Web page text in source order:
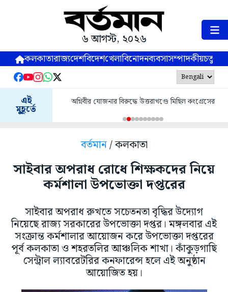
৬ আগস্ট, ২০২৬
কলকাতারাজ্যদেশবিদেশখেলাবিনোদনব্যবসাসম্পাদকীয়
এই
মুহূর্তে
অগ্নিবীর যোজনার বিরুদ্ধে উত্তরাখণ্ডে মিছিল কংগ্রেসের
বর্তমান/ কলকাতা
সাইবার অপরাধ রোধে শিক্ষকদের নিয়ে
কর্মশালা উপভোক্তা দপ্তরের
সাইবার অপরাধ রুখতে সচেতনতা বৃদ্ধির উদ্যোগ
নিয়েছে রাজ্য সরকারের উপভোক্তা দপ্তর। মঙ্গলবার এই
সংক্রান্ত কর্মশালার আয়োজন করে উপভোক্তা দপ্তরের
পূর্ব কলকাতা ও শহরতলির আঞ্চলিক শাখা। কাঁকুড়গাছি
সেন্ট্রাল ল্যাবরেটরির কনফারেন্স হলে এই অনুষ্ঠান
আয়োজিত হয়।